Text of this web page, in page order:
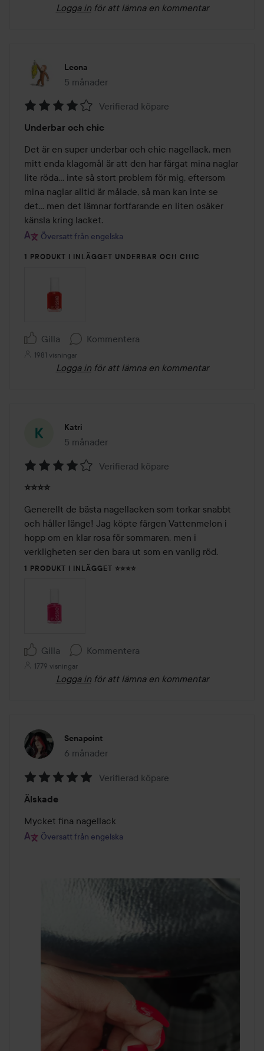
Logga in för att lämna en kommentar
Leona
5 månader
Inlägget skapades 5 månader
4
av
5
Verifierad köpare
Underbar och chic
Det är en super underbar och chic nagellack, men
mitt enda klagomål är att den har färgat mina naglar
lite röda... inte så stort problem för mig, eftersom
mina naglar alltid är målade, så man kan inte se
det... men det lämnar fortfarande en liten osäker
känsla kring lacket.
Översatt från engelska
1 PRODUKT I INLÄGGET UNDERBAR OCH CHIC
Gilla Kommentera
1981 visningar
Logga in för att lämna en kommentar
Katri
5 månader
Inlägget skapades 5 månader
4
av
5
Verifierad köpare
⭐⭐⭐⭐
Generellt de bästa nagellacken som torkar snabbt
och håller länge! Jag köpte färgen Vattenmelon i
hopp om en klar rosa för sommaren, men i
verkligheten ser den bara ut som en vanlig röd.
1 PRODUKT I INLÄGGET ⭐⭐⭐⭐
Gilla Kommentera
1779 visningar
Logga in för att lämna en kommentar
Senapoint
6 månader
Inlägget skapades 6 månader
5
av
5
Verifierad köpare
Älskade
Mycket fina nagellack
Översatt från engelska